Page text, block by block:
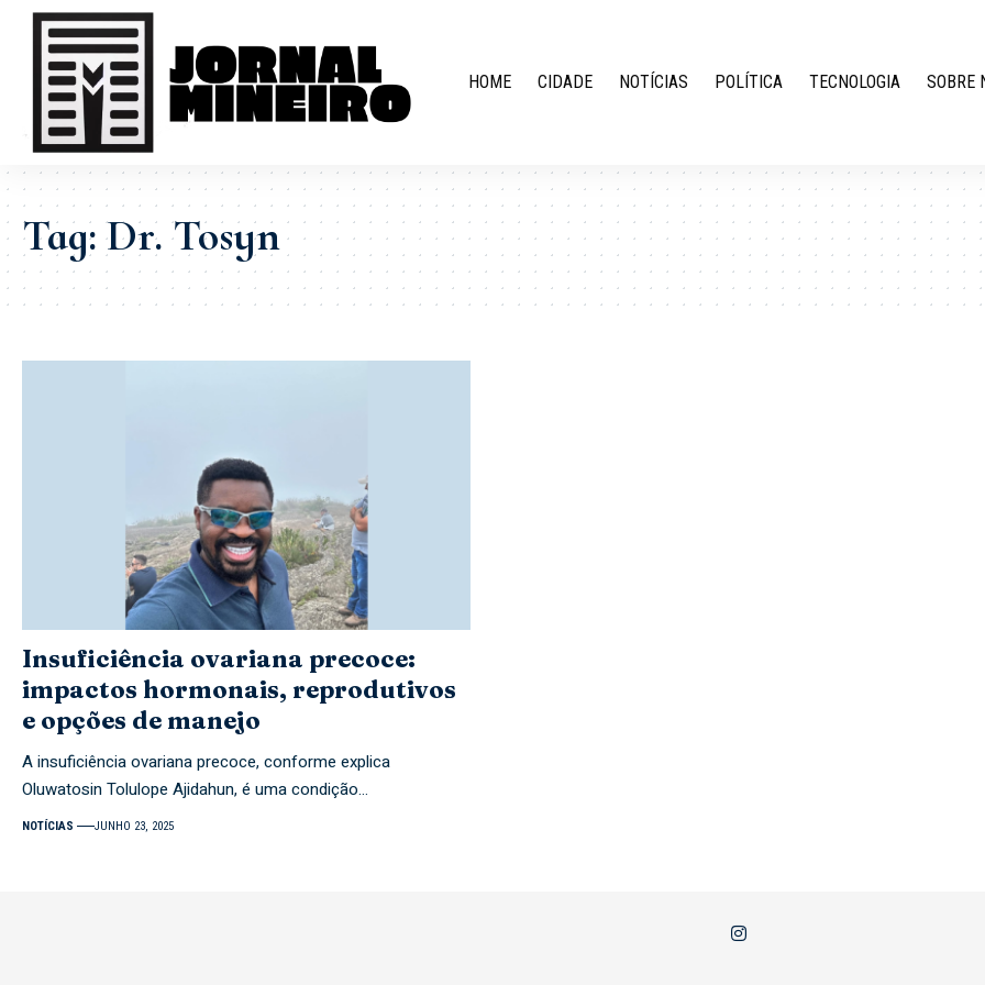
HOME CIDADE NOTÍCIAS POLÍTICA TECNOLOGIA SOBRE
Tag:Dr. Tosyn
Insuficiência ovariana precoce:
impactos hormonais, reprodutivos
e opções de manejo
A insuficiência ovariana precoce, conforme explica
Oluwatosin Tolulope Ajidahun, é uma condição…
NOTÍCIAS JUNHO 23, 2025